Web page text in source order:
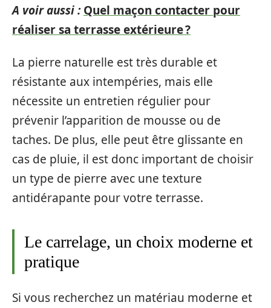
A voir aussi : Quel maçon contacter pour
réaliser sa terrasse extérieure ?
La pierre naturelle est très durable et
résistante aux intempéries, mais elle
nécessite un entretien régulier pour
prévenir l’apparition de mousse ou de
taches. De plus, elle peut être glissante en
cas de pluie, il est donc important de choisir
un type de pierre avec une texture
antidérapante pour votre terrasse.
Le carrelage, un choix moderne et
pratique
Si vous recherchez un matériau moderne et